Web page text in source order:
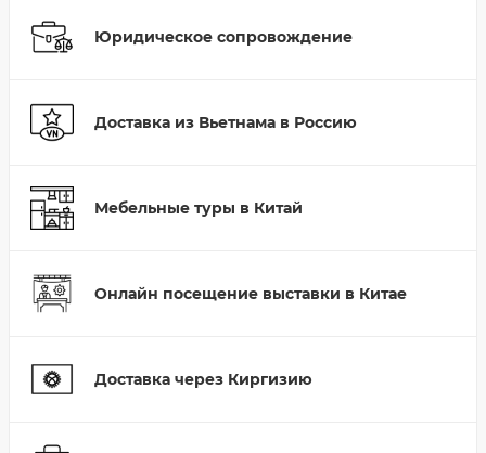
Юридическое сопровождение
Доставка из Вьетнама в Россию
Мебельные туры в Китай
Онлайн посещение выставки в Китае
Доставка через Киргизию